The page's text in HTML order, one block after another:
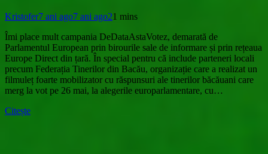
Kristofer7 ani ago7 ani ago21 mins
Îmi place mult campania DeDataAstaVotez, demarată de
Parlamentul European prin birourile sale de informare și prin rețeaua
Europe Direct din țară. În special pentru că include parteneri locali
precum Federația Tinerilor din Bacău, organizație care a realizat un
filmuleț foarte mobilizator cu răspunsuri ale tinerilor băcăuani care
merg la vot pe 26 mai, la alegerile europarlamentare, cu…
Citește